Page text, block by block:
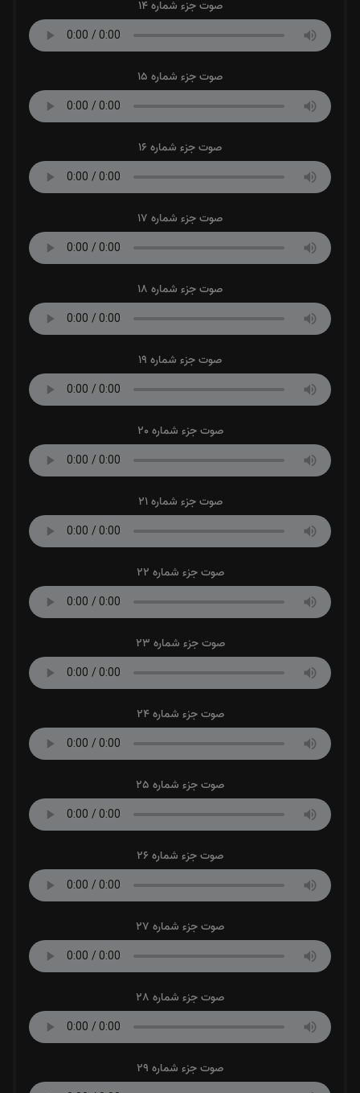
صوت جزء شماره 14
صوت جزء شماره 15
صوت جزء شماره 16
صوت جزء شماره 17
صوت جزء شماره 18
صوت جزء شماره 19
صوت جزء شماره 20
صوت جزء شماره 21
صوت جزء شماره 22
صوت جزء شماره 23
صوت جزء شماره 24
صوت جزء شماره 25
صوت جزء شماره 26
صوت جزء شماره 27
صوت جزء شماره 28
صوت جزء شماره 29